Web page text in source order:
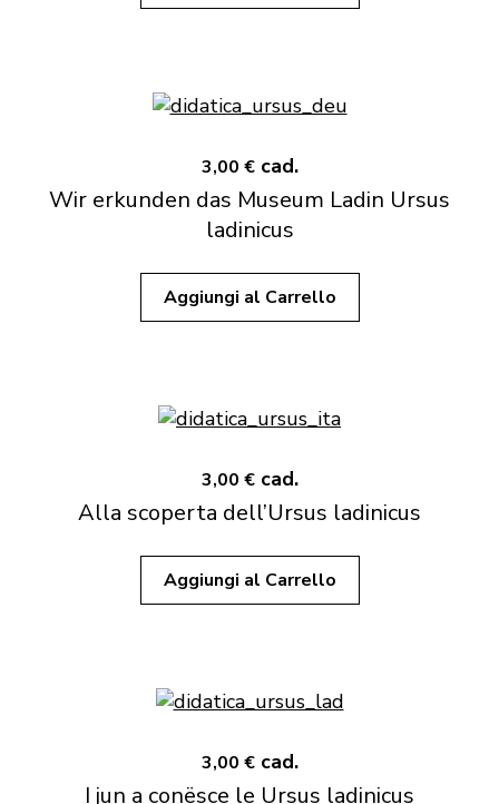
3,00 € cad.
Wir erkunden das Museum Ladin Ursus
ladinicus
Aggiungi al Carrello
3,00 € cad.
Alla scoperta dell’Ursus ladinicus
Aggiungi al Carrello
3,00 € cad.
I jun a conësce le Ursus ladinicus